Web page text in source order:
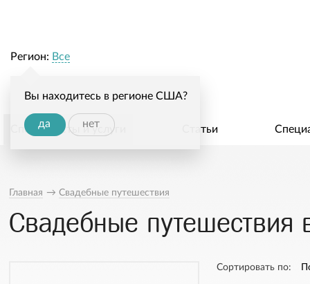
Регион: Все
Вы находитесь в регионе США?
да нет
Специалисты и услуги Статьи
Главная → Свадебные путешествия
Свадебные путешествия
Сортировать по: